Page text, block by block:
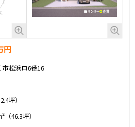
円
松浜ロ6番16
坪）
（46.3坪）